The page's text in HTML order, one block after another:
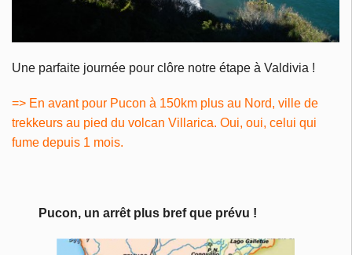
Une parfaite journée pour clôre notre étape à Valdivia !
=> En avant pour Pucon à 150km plus au Nord, ville de
trekkeurs au pied du volcan Villarica. Oui, oui, celui qui
fume depuis 1 mois.
Pucon, un arrêt plus bref que prévu !